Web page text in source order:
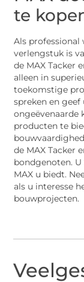
te
Als professional
verlengstuk is
de MAX Tacker
alleen in
toekomstige
spreken en geef
ongeëvenaarde
producten te
de MAX Tacker
bondgenoten.
MAX u biedt.
als u interesse
bouwprojecten.